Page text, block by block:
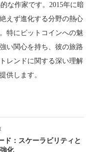
な作家です。2015年に暗
えず進化する分野の熱心
特にビットコインへの魅
い関心を持ち、彼の旅路
レンドに関する深い理解
供します。
ド：スケーラビリティと
化